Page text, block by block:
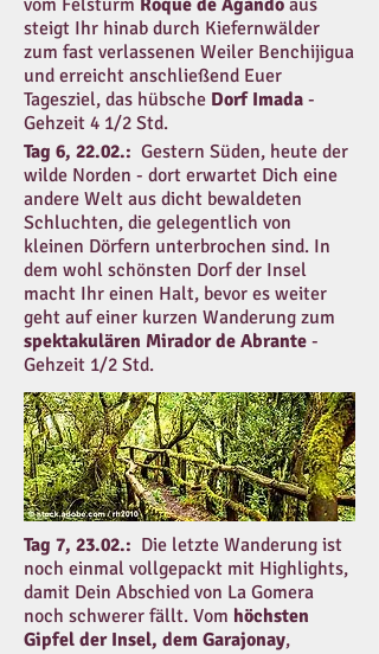
vom Felsturm Roque de Agando aus
steigt Ihr hinab durch Kiefernwälder
zum fast verlassenen Weiler Benchijigua
und erreicht anschließend Euer
Tagesziel, das hübsche Dorf Imada -
Gehzeit 4 1/2 Std.
Tag 6, 22.02.: Gestern Süden, heute der
wilde Norden - dort erwartet Dich eine
andere Welt aus dicht bewaldeten
Schluchten, die gelegentlich von
kleinen Dörfern unterbrochen sind. In
dem wohl schönsten Dorf der Insel
macht Ihr einen Halt, bevor es weiter
geht auf einer kurzen Wanderung zum
spektakulären Mirador de Abrante -
Gehzeit 1/2 Std.
Tag 7, 23.02.: Die letzte Wanderung ist
noch einmal vollgepackt mit Highlights,
damit Dein Abschied von La Gomera
noch schwerer fällt. Vom höchsten
Gipfel der Insel, dem Garajonay,